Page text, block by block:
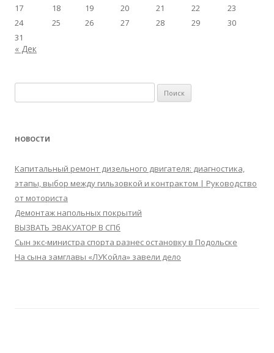
17
18 19 20 21 22
23
24
25 26 27 28 29
30
31
« Дек
НОВОСТИ
Капитальный ремонт дизельного двигателя: диагностика,
этапы, выбор между гильзовкой и контрактом | Руководство
от моториста
Демонтаж напольных покрытий
ВЫЗВАТЬ ЭВАКУАТОР В СПб
Сын экс-министра спорта разнес остановку в Подольске
На сына замглавы «ЛУКойла» завели дело